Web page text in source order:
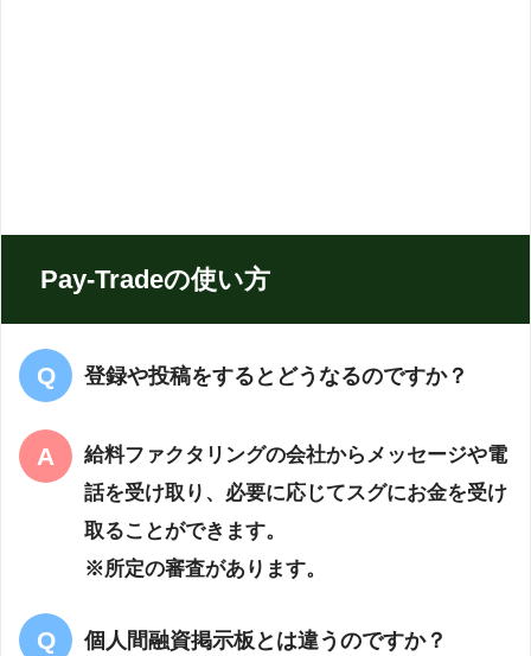
Pay-Tradeの使い方
登録や投稿をするとどうなるのですか？
給料ファクタリングの会社からメッセージや電
話を受け取り、必要に応じてスグにお金を受け
取ることができます。
※所定の審査があります。
個人間融資掲示板とは違うのですか？